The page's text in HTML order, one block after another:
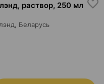
раствор, 250 мл
, Беларусь